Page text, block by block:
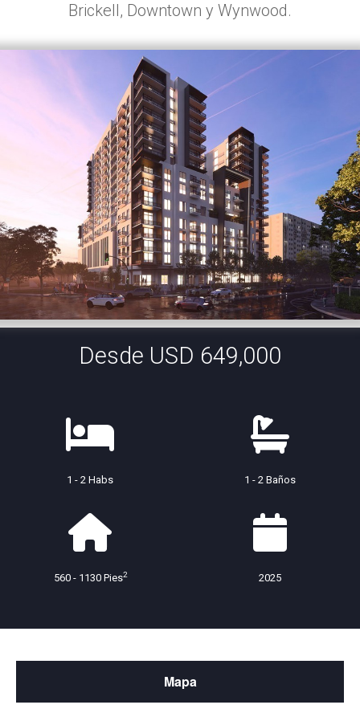
Brickell, Downtown y Wynwood.
Desde USD 649,000
1 - 2 Habs 1 - 2 Baños
560 - 1130 Pies2 2025
Mapa